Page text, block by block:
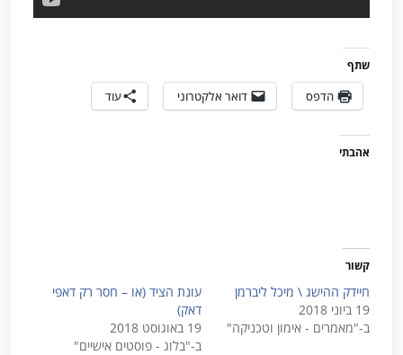
שתף
הדפס דואר אלקטרוני עוד
אהבתי
קשור
חיידק ההישג \ מיכל ליברמן
19 ביוני 2018
ב-"מאמרים - אימון וטכניקה"
עונת הציד (או – חסר רק דאפי
דאק)
19 באוגוסט 2018
ב-"בלוג - פוסטים אישיים"